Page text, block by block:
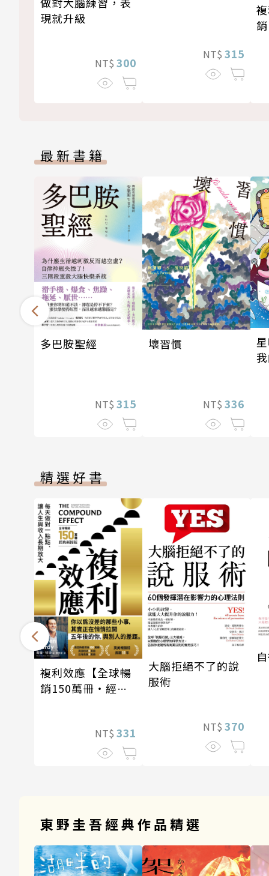
現就升級
NT$ 300
NT$ 315
最新書籍
多巴胺聖經
NT$ 315
壞習慣
NT$ 336
精選好書
複利效應【全球暢
銷150萬冊・經典
NT$ 331
大腦拒絕不了的說
服術
NT$ 370
東野圭吾經典作品精選